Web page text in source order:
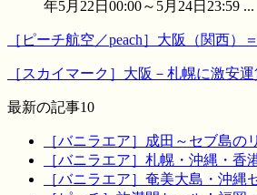
年5月22日00:00～5月24日23:59 ...
［ピーチ航空／peach］大阪（関西
［スカイマーク］大阪－札幌に激安
最新の記事10
［バニラエア］成田～セブ島の
［バニラエア］札幌・沖縄・香
［バニラエア］奄美大島・沖